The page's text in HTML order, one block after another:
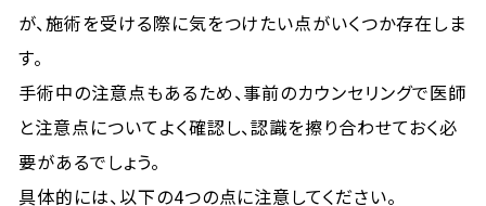
が、施術を受ける際に気をつけたい点がいくつか存在しま
す。
手術中の注意点もあるため、事前のカウンセリングで医師
と注意点についてよく確認し、認識を擦り合わせておく必
要があるでしょう。
具体的には、以下の4つの点に注意してください。